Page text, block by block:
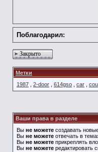
Поблагодарил:
Закрыто
Метки
1987
2-door 614gso car
Ваши права в разделе
Вы не можете создавать
Вы не можете отвечать в
Вы не можете прикреплять
Вы не можете редактировать